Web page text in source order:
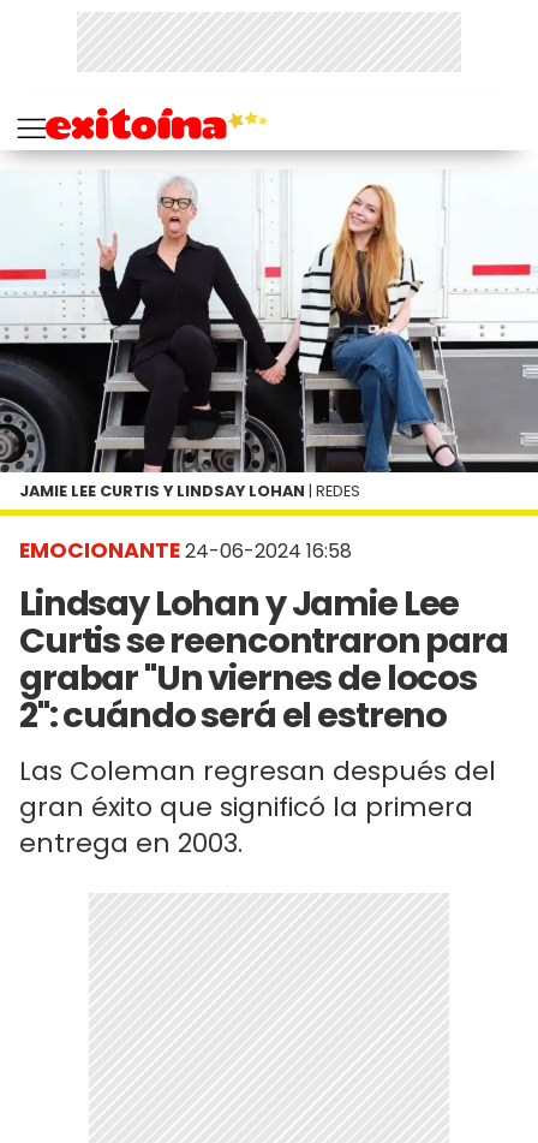
EMOCIONANTE24-06-2024 16:58
Lindsay Lohan y Jamie Lee
Curtis se reencontraron para
grabar "Un viernes de locos
2": cuándo será el estreno
Las Coleman regresan después del
gran éxito que significó la primera
entrega en 2003.
JAMIE LEE CURTIS Y LINDSAY LOHAN | REDES